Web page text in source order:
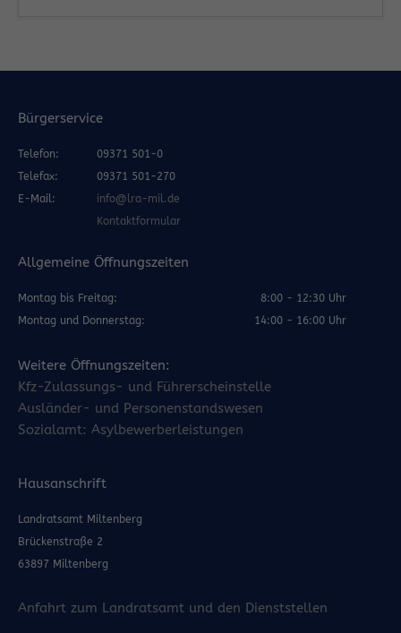
Bürgerservice
Telefon:
09371 501-0
Telefax:
09371 501-270
E-Mail:
info@lra-mil.de
Kontaktformular
Allgemeine Öffnungszeiten
Montag bis Freitag:
8:00 - 12:30 Uhr
Montag und Donnerstag:
14:00 - 16:00 Uhr
Weitere Öffnungszeiten:
Kfz-Zulassungs- und Führerscheinstelle
Ausländer- und Personenstandswesen
Sozialamt: Asylbewerberleistungen
Hausanschrift
Landratsamt Miltenberg
Brückenstraße 2
63897 Miltenberg
Anfahrt zum Landratsamt und den Dienststellen